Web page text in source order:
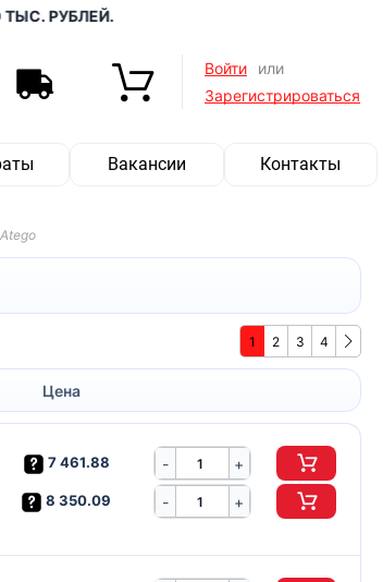
РУБЛЕЙ.
Войти
или
Зарегистрироваться
Вакансии Контакты
1 2 3 4
Цена
7 461.88 - +
8 350.09 - +